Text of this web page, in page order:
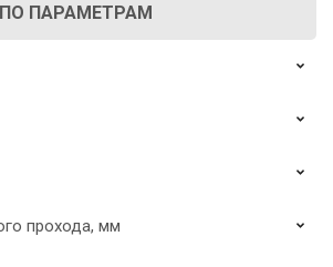
ПО ПАРАМЕТРАМ
прохода, мм